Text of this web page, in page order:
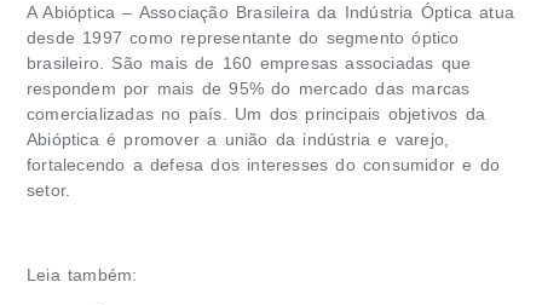
A Abióptica – Associação Brasileira da Indústria Óptica atua
desde 1997 como representante do segmento óptico
brasileiro. São mais de 160 empresas associadas que
respondem por mais de 95% do mercado das marcas
comercializadas no país. Um dos principais objetivos da
Abióptica é promover a união da indústria e varejo,
fortalecendo a defesa dos interesses do consumidor e do
setor.
Leia também: